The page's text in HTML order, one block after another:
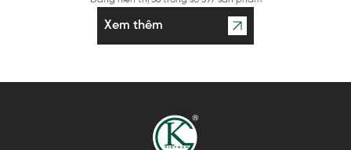
Xem thêm